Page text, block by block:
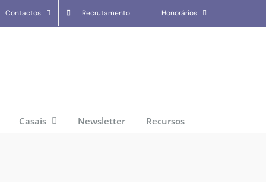
Contactos Recrutamento Honorários
Casais Newsletter Recursos